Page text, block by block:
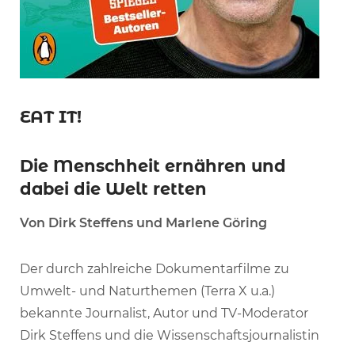
EAT IT!
Die Menschheit ernähren und
dabei die Welt retten
Von Dirk Steffens und Marlene Göring
Der durch zahlreiche Dokumentarfilme zu
Umwelt- und Naturthemen (Terra X u.a.)
bekannte Journalist, Autor und TV-Moderator
Dirk Steffens und die Wissenschaftsjournalistin